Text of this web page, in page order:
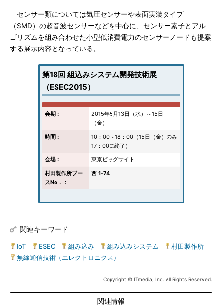
センサー類については気圧センサーや表面実装タイプ
（SMD）の超音波センサーなどを中心に、センサー素子とアル
ゴリズムを組み合わせた小型低消費電力のセンサーノードも提案
する展示内容となっている。
第18回 組込みシステム開発技術展
（ESEC2015）
会期：
2015年5月13日（水）～15日
（金）
時間：
10：00～18：00（15日（金）のみ
17：00に終了）
会場：
東京ビッグサイト
村田製作所ブー
スNo．：
西 1-74
関連キーワード
IoT ESEC 組み込み 組み込みシステム 村田製作所
無線通信技術（エレクトロニクス）
Copyright © ITmedia, Inc. All Rights Reserved.
関連情報